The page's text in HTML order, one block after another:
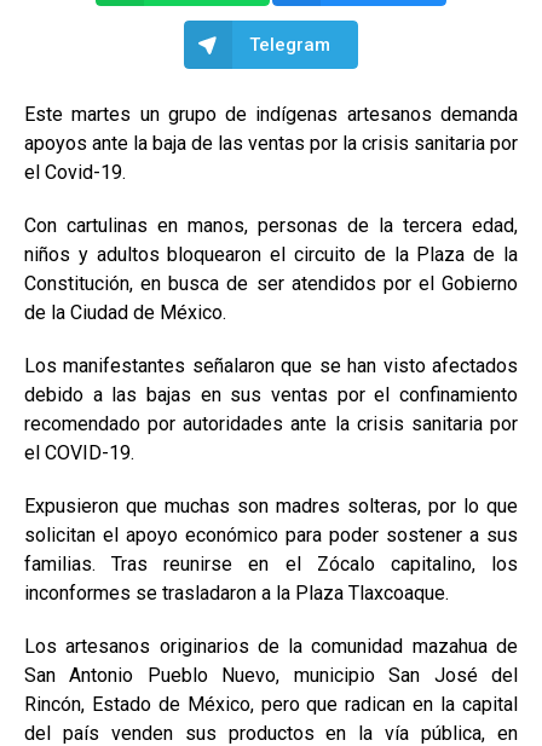
Telegram
Este martes un grupo de indígenas artesanos demanda
apoyos ante la baja de las ventas por la crisis sanitaria por
el Covid-19.
Con cartulinas en manos, personas de la tercera edad,
niños y adultos bloquearon el circuito de la Plaza de la
Constitución, en busca de ser atendidos por el Gobierno
de la Ciudad de México.
Los manifestantes señalaron que se han visto afectados
debido a las bajas en sus ventas por el confinamiento
recomendado por autoridades ante la crisis sanitaria por
el COVID-19.
Expusieron que muchas son madres solteras, por lo que
solicitan el apoyo económico para poder sostener a sus
familias. Tras reunirse en el Zócalo capitalino, los
inconformes se trasladaron a la Plaza Tlaxcoaque.
Los artesanos originarios de la comunidad mazahua de
San Antonio Pueblo Nuevo, municipio San José del
Rincón, Estado de México, pero que radican en la capital
del país venden sus productos en la vía pública, en